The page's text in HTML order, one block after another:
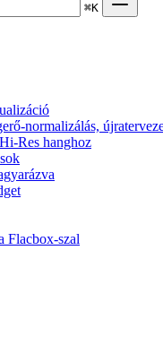
⌘K
normalizálás,
Res hanghoz
Flacbox-szal